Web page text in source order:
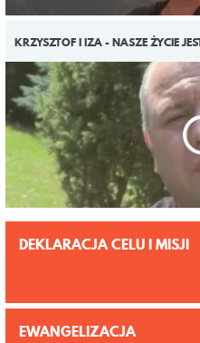
KRZYSZTOF I IZA - NASZE ŻYCIE
DEKLARACJA CELU I MISJI
EWANGELIZACJA